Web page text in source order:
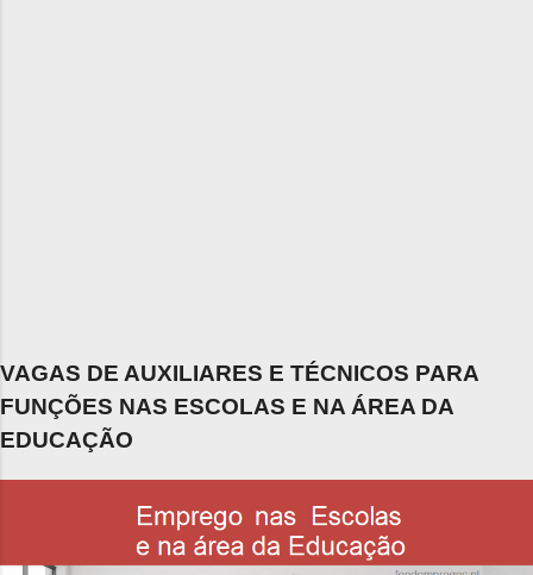
VAGAS DE AUXILIARES E TÉCNICOS PARA
FUNÇÕES NAS ESCOLAS E NA ÁREA DA
EDUCAÇÃO